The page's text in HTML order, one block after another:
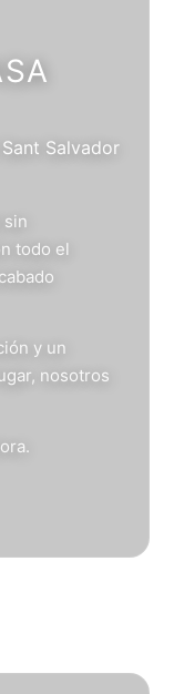
Salvador
sin
todo el
y un
nosotros